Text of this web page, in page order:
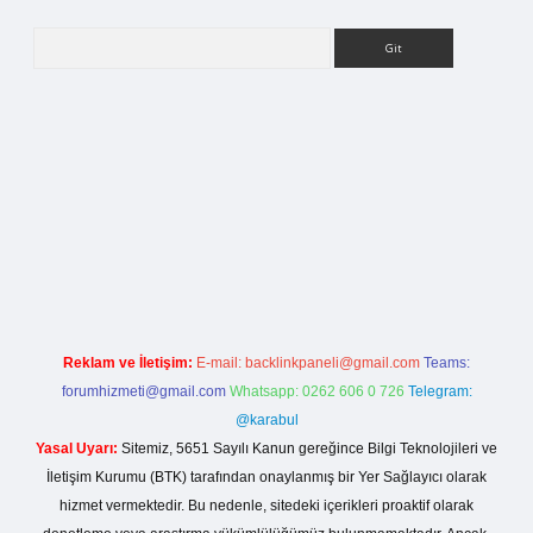
Reklam ve İletişim: E-mail: backlinkpaneli@gmail.com Teams:
forumhizmeti@gmail.com Whatsapp: 0262 606 0 726 Telegram:
@karabul
Yasal Uyarı: Sitemiz, 5651 Sayılı Kanun gereğince Bilgi Teknolojileri ve
İletişim Kurumu (BTK) tarafından onaylanmış bir Yer Sağlayıcı olarak
hizmet vermektedir. Bu nedenle, sitedeki içerikleri proaktif olarak